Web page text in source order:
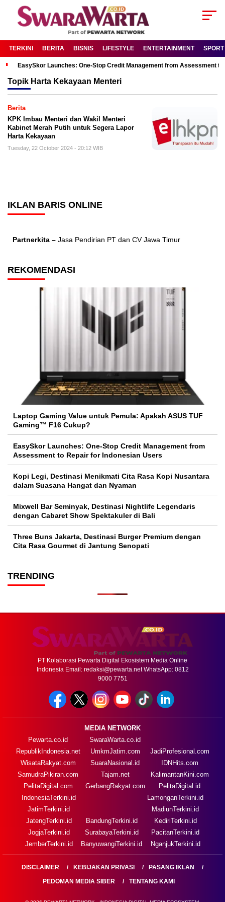
TERKINI BERITA BISNIS LIFESTYLE ENTERTAINMENT SPORT
EasySkor Launches: One-Stop Credit Management from Assessment
Topik Harta Kekayaan Menteri
Berita
KPK Imbau Menteri dan Wakil Menteri
Kabinet Merah Putih untuk Segera Lapor
Harta Kekayaan
Tuesday, 22 October 2024 - 20:12 WIB
IKLAN BARIS ONLINE
Partnerkita – Jasa Pendirian PT dan CV Jawa Timur
REKOMENDASI
Laptop Gaming Value untuk Pemula: Apakah ASUS TUF
Gaming™ F16 Cukup?
EasySkor Launches: One-Stop Credit Management from
Assessment to Repair for Indonesian Users
Kopi Legi, Destinasi Menikmati Cita Rasa Kopi Nusantara
dalam Suasana Hangat dan Nyaman
Mixwell Bar Seminyak, Destinasi Nightlife Legendaris
dengan Cabaret Show Spektakuler di Bali
Three Buns Jakarta, Destinasi Burger Premium dengan
Cita Rasa Gourmet di Jantung Senopati
TRENDING
PT Kolaborasi Pewarta Digital Ekosistem Media Online
Indonesia Email: redaksi@pewarta.netWhatsApp: 0812
9000 7751
MEDIA NETWORK
Pewarta.co.id
RepublikIndonesia.net
WisataRakyat.com
SamudraPikiran.com
PelitaDigital.com
SwaraWarta.co.id
UmkmJatim.com
SuaraNasional.id
Tajam.net
GerbangRakyat.com
JadiProfesional.com
IDNHits.com
KalimantanKini.com
PelitaDigital.id
IndonesiaTerkini.id
JatimTerkini.id
JatengTerkini.id
JogjaTerkini.id
JemberTerkini.id
BandungTerkini.id
SurabayaTerkini.id
BanyuwangiTerkini.id
LamonganTerkini.id
MadiunTerkini.id
KediriTerkini.id
PacitanTerkini.id
NganjukTerkini.id
DISCLAIMER KEBIJAKAN PRIVASI
PASANG IKLAN
PEDOMAN MEDIA SIBER
TENTANG KAMI